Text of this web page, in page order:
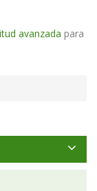
avanzada para